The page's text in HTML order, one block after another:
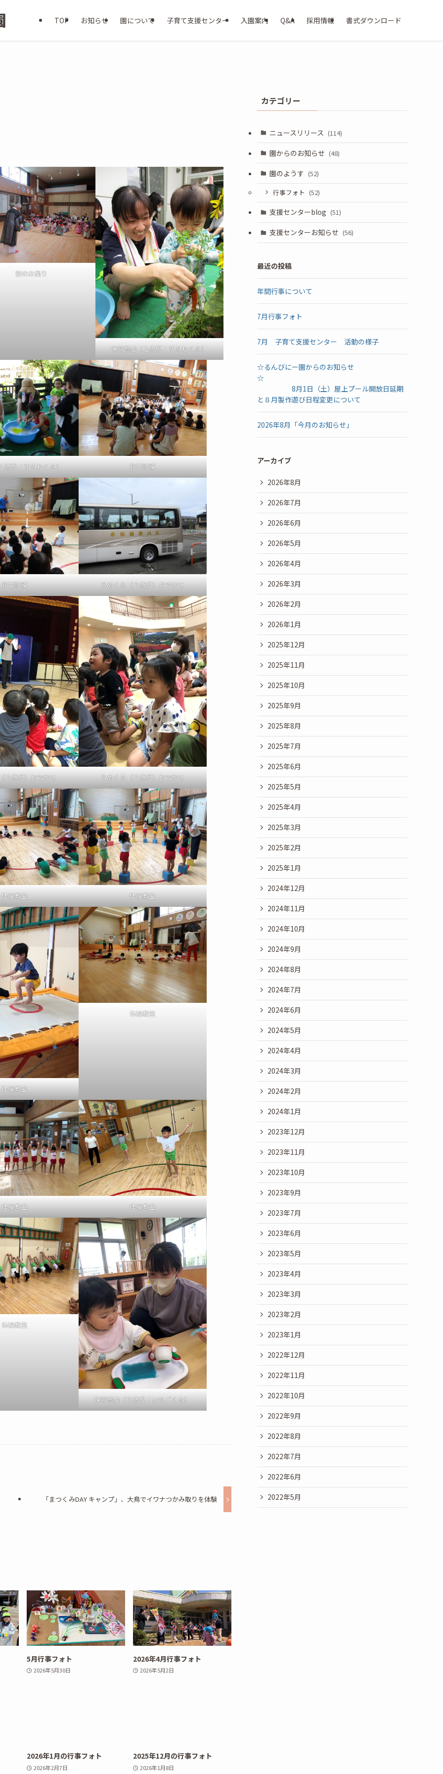
TOP お知らせ 園について 子育て支援センター 入園案内 Q&A 採用情報 書式ダウンロード
朝のお集り
保育参加（１歳児：すみれくみ）
歳児：すみれくみ） 非常訓練
非常訓練 うめくみ（２歳児）おでかけ
２歳児）おでかけ うめくみ（２歳児）おでかけ
体操教室 体操教室
体操教室
体操教室
体操教室 体操教室
体操教室
保育参加（０歳児：いちごくみ）
「まつくみDAY キャンプ」、大鳥でイワナつかみ取りを体験
5月行事フォト
2026年5月30日
2026年4月行事フォト
2026年5月2日
2026年1月の行事フォト
2026年2月7日
2025年12月の行事フォト
2026年1月8日
カテゴリー
ニュースリリース (114)
園からのお知らせ (48)
園のようす (52)
行事フォト (52)
支援センターblog (51)
支援センターお知らせ (56)
最近の投稿
年間行事について
7月行事フォト
7月 子育て支援センター 活動の様子
☆るんびにー園からのお知らせ
☆
8月1日（土）屋上プール開放日延期
と８月製作遊び日程変更について
2026年8月「今月のお知らせ」
アーカイブ
2026年8月
2026年7月
2026年6月
2026年5月
2026年4月
2026年3月
2026年2月
2026年1月
2025年12月
2025年11月
2025年10月
2025年9月
2025年8月
2025年7月
2025年6月
2025年5月
2025年4月
2025年3月
2025年2月
2025年1月
2024年12月
2024年11月
2024年10月
2024年9月
2024年8月
2024年7月
2024年6月
2024年5月
2024年4月
2024年3月
2024年2月
2024年1月
2023年12月
2023年11月
2023年10月
2023年9月
2023年7月
2023年6月
2023年5月
2023年4月
2023年3月
2023年2月
2023年1月
2022年12月
2022年11月
2022年10月
2022年9月
2022年8月
2022年7月
2022年6月
2022年5月